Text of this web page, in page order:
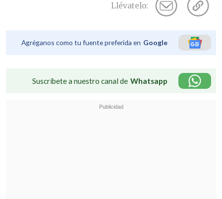
Llévatelo:
Agréganos como tu fuente preferida en Google
Suscríbete a nuestro canal de Whatsapp